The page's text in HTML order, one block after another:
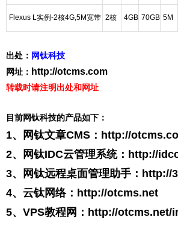
Flexus L实例-2核4G,5M宽带 2核 4GB 70GB 5M
出处： 网钛科技
网址： http://otcms.com
转载时请注明出处和网址
目前网钛科技的产品如下：
1、网钛文章CMS： http://
2、网钛IDC云管理系统： http://
3、网钛远程桌面管理助手： http://
4、云钛网络： http://otcms.net
5、VPS教程网： http://otcms.net/